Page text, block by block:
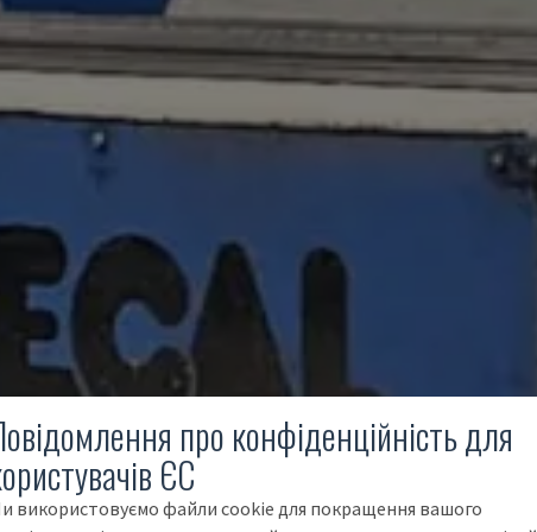
про конфіденційність для
ЄС
використовуємо файли cookie для покращення вашого